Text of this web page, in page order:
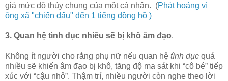
giá mức độ thủy chung của một cá nhân. (Phát hoảng vì
ông xã "chiến đấu" đến 1 tiếng đồng hồ )
3. Quan hệ tình dục nhiều sẽ bị khô âm đạo.
Không ít người cho rằng phụ nữ nếu quan hệ tình dục quá
nhiều sẽ khiến âm đạo bị khô, tăng độ ma sát khi “cô bé” tiếp
xúc với “cậu nhỏ”. Thậm trí, nhiều người còn nghe theo lời